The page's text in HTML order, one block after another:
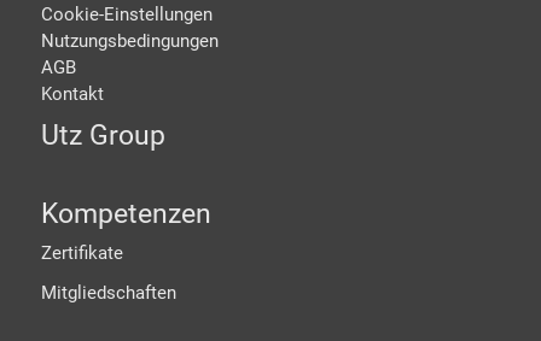
Cookie-Einstellungen
Nutzungsbedingungen
AGB
Kontakt
Utz Group
Kompetenzen
Zertifikate
Mitgliedschaften